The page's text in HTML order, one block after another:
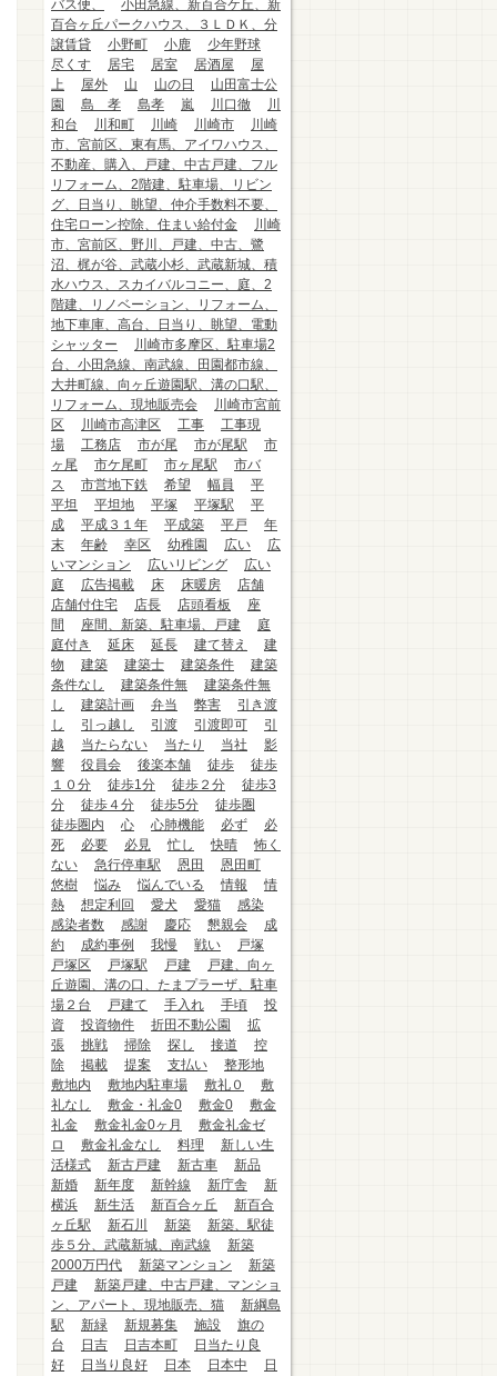
バス便、
小田急線、新百合ケ丘、新
百合ヶ丘パークハウス、３ＬＤＫ、分
譲賃貸
小野町 小鹿
少年野球
尽くす
居宅 居室 居酒屋
屋
上
屋外 山 山の日
山田富士公
園
島 孝 島孝 嵐 川口徹
川
和台
川和町 川崎 川崎市
川崎
市、宮前区、東有馬、アイワハウス、
不動産、購入、戸建、中古戸建、フル
リフォーム、2階建、駐車場、リビン
グ、日当り、眺望、仲介手数料不要、
住宅ローン控除、住まい給付金
川崎
市、宮前区、野川、戸建、中古、鷺
沼、梶が谷、武蔵小杉、武蔵新城、積
水ハウス、スカイバルコニー、庭、2
階建、リノベーション、リフォーム、
地下車庫、高台、日当り、眺望、電動
シャッター
川崎市多摩区、駐車場2
台、小田急線、南武線、田園都市線、
大井町線、向ヶ丘遊園駅、溝の口駅、
リフォーム、現地販売会
川崎市宮前
区
川崎市高津区 工事
工事現
場
工務店 市が尾 市が尾駅
市
ヶ尾
市ケ尾町 市ヶ尾駅
市バ
ス
市営地下鉄 希望 幅員
平
平坦
平坦地 平塚 平塚駅
平
成
平成３１年 平成築 平戸
年
末
年齢 幸区 幼稚園 広い
広
いマンション
広いリビング
広い
庭
広告掲載 床 床暖房
店舗
店舗付住宅
店長 店頭看板
座
間
座間、新築、駐車場、戸建
庭
庭付き
延床 延長 建て替え
建
物
建築 建築士 建築条件
建築
条件なし
建築条件無
建築条件無
し
建築計画 弁当 弊害
引き渡
し
引っ越し 引渡 引渡即可
引
越
当たらない 当たり 当社
影
響
役員会 後楽本舗 徒歩
徒歩
１０分
徒歩1分 徒歩２分
徒歩3
分
徒歩４分 徒歩5分
徒歩圏
徒歩圏内
心 心肺機能 必ず
必
死
必要 必見 忙し 快晴
怖く
ない
急行停車駅 恩田
恩田町
悠樹
悩み 悩んでいる 情報
情
熱
想定利回 愛犬 愛猫
感染
感染者数
感謝 慶応 懇親会
成
約
成約事例 我慢 戦い
戸塚
戸塚区
戸塚駅 戸建
戸建、向ヶ
丘遊園、溝の口、たまプラーザ、駐車
場２台
戸建て 手入れ 手頃
投
資
投資物件 折田不動公園
拡
張
挑戦 掃除 探し 接道
控
除
掲載 提案 支払い
整形地
敷地内
敷地内駐車場 敷礼０
敷
礼なし
敷金・礼金0 敷金0
敷金
礼金
敷金礼金0ヶ月
敷金礼金ゼ
ロ
敷金礼金なし 料理
新しい生
活様式
新古戸建 新古車
新品
新婚
新年度 新幹線 新庁舎
新
横浜
新生活 新百合ヶ丘
新百合
ヶ丘駅
新石川 新築
新築、駅徒
歩５分、武蔵新城、南武線
新築
2000万円代
新築マンション
新築
戸建
新築戸建、中古戸建、マンショ
ン、アパート、現地販売、猫
新綱島
駅
新緑 新規募集 施設
旗の
台
日吉 日吉本町
日当たり良
好
日当り良好 日本 日本中
日